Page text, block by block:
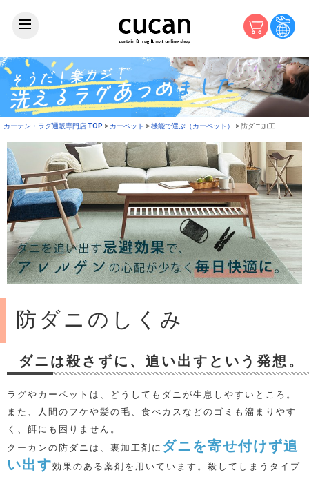
カーテン・ラグ通販専門店 TOP カーペット 機能で選ぶ（カーペット） 防ダニ加工
防ダニのしくみ
ダニは殺さずに、追い出すという発想。
ラグやカーペットは、どうしてもダニが生息しやすいところ。
また、人間のフケや髪の毛、食べカスなどのゴミも溜まりやす
く、餌にも困りません。
クーカンの防ダニは、裏加工剤に ダニを寄せ付けず追
い出す効果のある薬剤を用いています。殺してしまうタイプ